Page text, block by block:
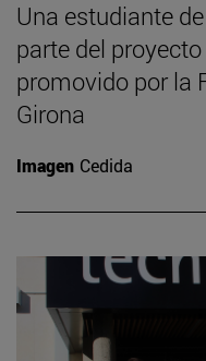
Una estudiante
parte del
promovido por la
Girona
Imagen Cedida